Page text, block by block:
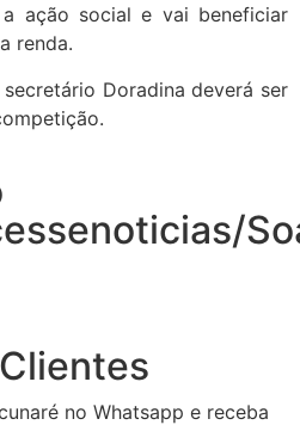
ação social e vai beneficiar
renda.
Doradina deverá ser
no Whatsapp e receba